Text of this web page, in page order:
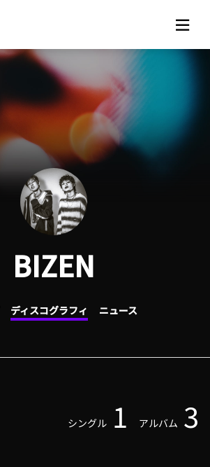
BIG UP!について
ニュース
料金プラン
サポート
ご利用の流れ
よくある質問
BIZEN
ディスコグラフィ ニュース
シングル 1 アルバム 3